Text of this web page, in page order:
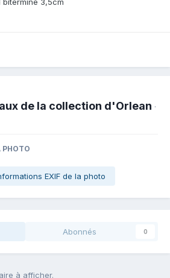
3,5cm
de la collection d'Orlean ·
PHOTO
EXIF de la photo
Abonnés 0
à afficher.